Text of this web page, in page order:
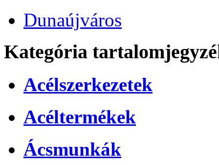
Dunaújváros
Kategória
Acélszerkezetek
Acéltermékek
Ácsmunkák